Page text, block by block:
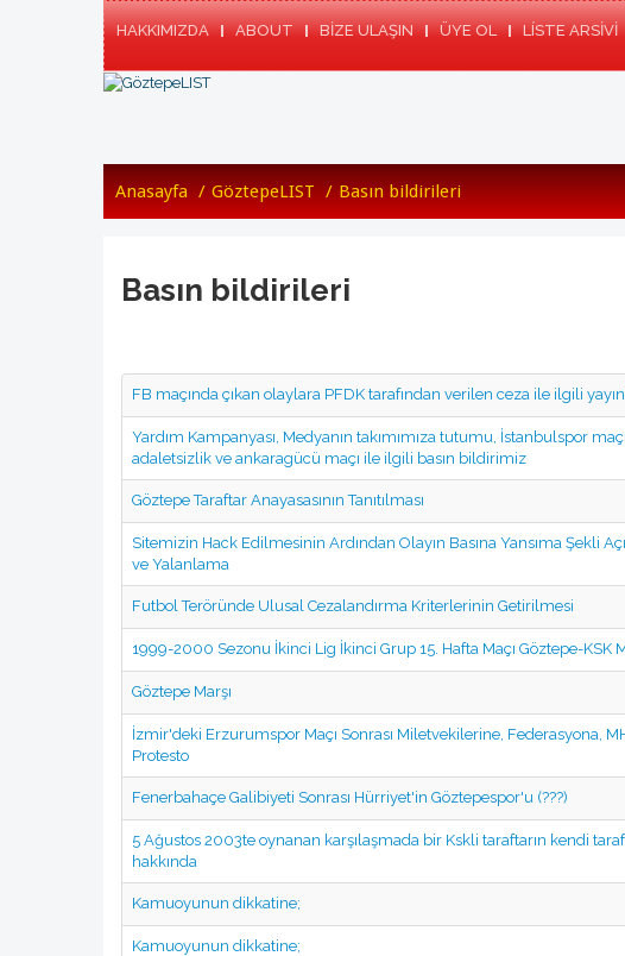
HAKKIMIZDA ABOUT BİZE ULAŞIN ÜYE OL LÍSTE ARSIVI
Anasayfa / GöztepeLIST / Basın bildirileri
Basın bildirileri
FB maçında çıkan olaylara PFDK tarafından verilen ceza ile ilgili
Yardım Kampanyası, Medyanın takımımıza tutumu, İstanbulspor
adaletsizlik ve ankaragücü maçı ile ilgili basın bildirimiz
Göztepe Taraftar Anayasasının Tanıtılması
Sitemizin Hack Edilmesinin Ardından Olayın Basına Yansıma Şekli
ve Yalanlama
Futbol Teröründe Ulusal Cezalandırma Kriterlerinin Getirilmesi
1999-2000 Sezonu İkinci Lig İkinci Grup 15. Hafta Maçı Göztepe-KSK
Göztepe Marşı
İzmir'deki Erzurumspor Maçı Sonrası Miletvekilerine, Federasyona,
Protesto
Fenerbahaçe Galibiyeti Sonrası Hürriyet'in Göztepespor'u (???)
5 Ağustos 2003te oynanan karşılaşmada bir Kskli taraftarın kendi
hakkında
Kamuoyunun dikkatine;
Kamuoyunun dikkatine;